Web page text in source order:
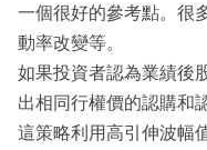
一個很好的參考點。很
動率改變等。
如果投資者認為業績後
出相同行權價的認購和
這策略利用高引伸波幅